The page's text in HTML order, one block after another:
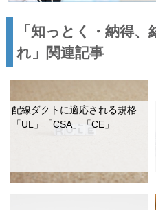
「知っとく・納得
れ」関連記事
配線ダクトに適応される規格
「UL」「CSA」「CE」